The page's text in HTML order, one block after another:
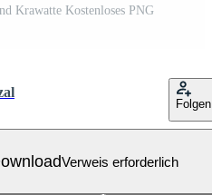
Krawatte Kostenloses PNG
Folgen
Verweis erforderlich